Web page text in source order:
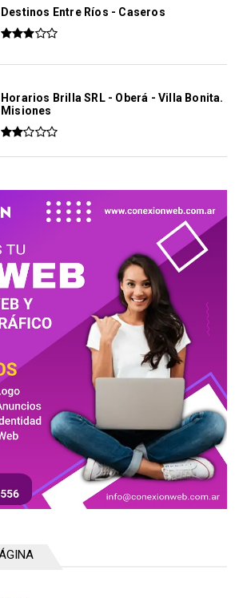
Destinos Entre Ríos - Caseros
Horarios Brilla SRL - Oberá - Villa Bonita.
Misiones